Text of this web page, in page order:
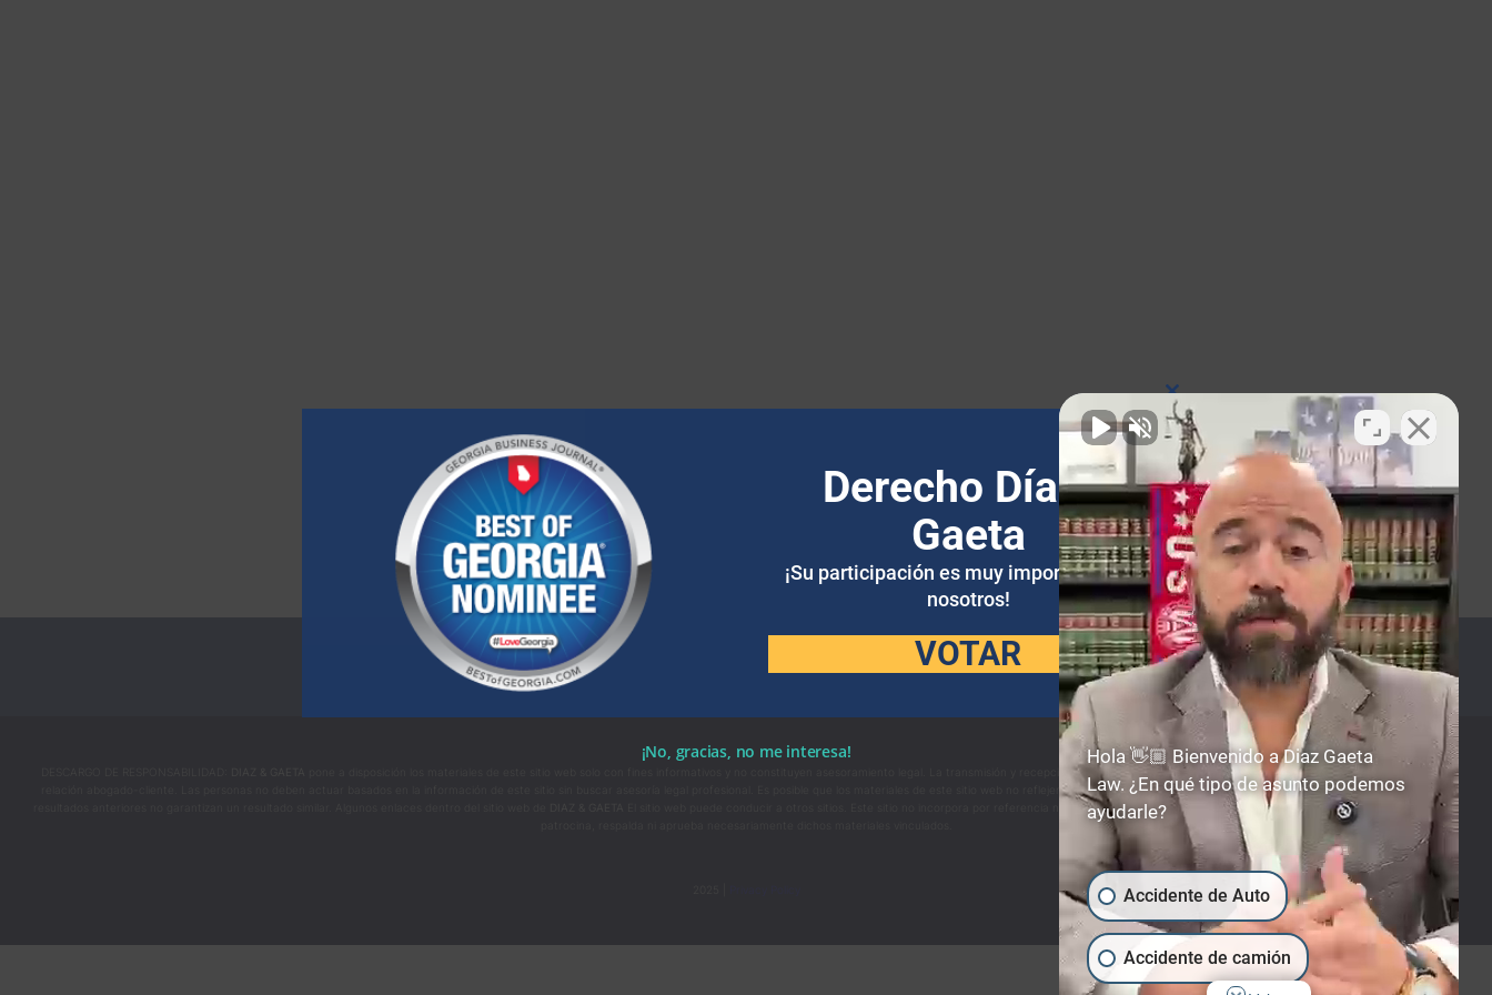
pone a disposición los materiales de este sitio web solo con fines informativos y no constituyen asesoramiento legal. La transmisión y recepción de información contenida en el sitio web no forman ni constituyen una
relación abogado-cliente. Las personas no deben actuar basados en la información de este sitio sin buscar asesoría legal profesional. Es posible que los materiales de este sitio web no reflejen los desarrollos, veredictos o acuerdos legales más actuales. Además, los
El sitio web puede conducir a otros sitios. Este sitio no incorpora por referencia ningún material que aparezca en dichos sitios enlazados, y DIAZ & GAETAno
Cerrar
este
módulo
Derecho Díaz y
Gaeta
¡Su participación es muy importante para
nosotros!
VOTAR
¡No, gracias, no me interesa!
Hola 👋🏼 Bienvenido a Diaz Gaeta
Law. ¿En qué tipo de asunto podemos
ayudarle?
Accidente de Auto
Accidente de camión